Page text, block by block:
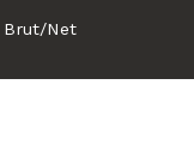
Brut/Net